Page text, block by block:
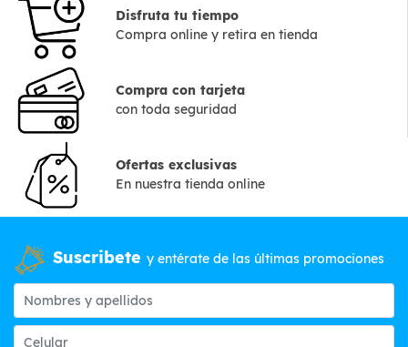
Disfruta tu tiempo
Compra online y retira en tienda
Compra con tarjeta
con toda seguridad
Ofertas exclusivas
En nuestra tienda online
Suscribete y entérate de las últimas promociones